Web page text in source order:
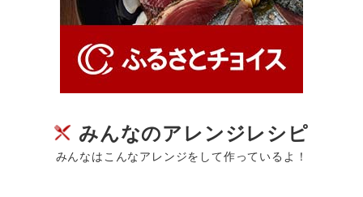
みんなのアレンジレシピ
みんなはこんなアレンジをして作っているよ！